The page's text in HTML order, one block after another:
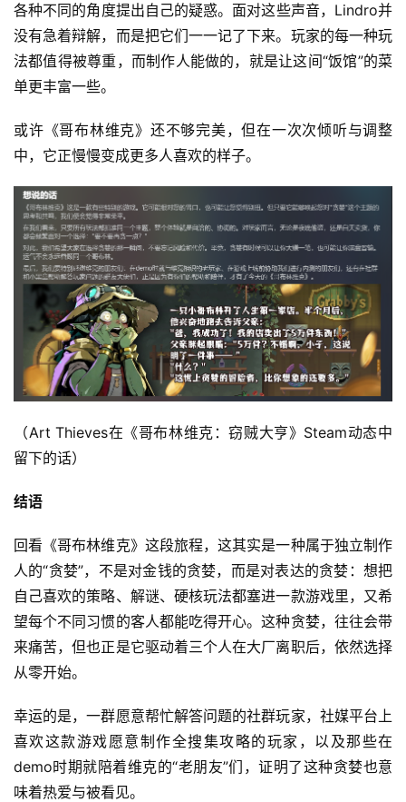
各种不同的角度提出自己的疑惑。面对这些声音，Lindro并
没有急着辩解，而是把它们一一记了下来。玩家的每一种玩
法都值得被尊重，而制作人能做的，就是让这间“饭馆”的菜
单更丰富一些。
或许《哥布林维克》还不够完美，但在一次次倾听与调整
中，它正慢慢变成更多人喜欢的样子。
（Art Thieves在《哥布林维克：窃贼大亨》Steam动态中
留下的话）
结语
回看《哥布林维克》这段旅程，这其实是一种属于独立制作
人的“贪婪”，不是对金钱的贪婪，而是对表达的贪婪：想把
自己喜欢的策略、解谜、硬核玩法都塞进一款游戏里，又希
望每个不同习惯的客人都能吃得开心。这种贪婪，往往会带
来痛苦，但也正是它驱动着三个人在大厂离职后，依然选择
从零开始。
幸运的是，一群愿意帮忙解答问题的社群玩家，社媒平台上
喜欢这款游戏愿意制作全搜集攻略的玩家，以及那些在
demo时期就陪着维克的“老朋友”们，证明了这种贪婪也意
味着热爱与被看见。